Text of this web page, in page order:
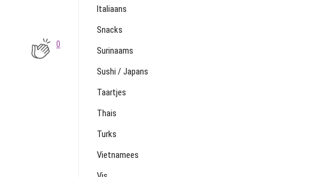
0
Italiaans
Snacks
Surinaams
Sushi / Japans
Taartjes
Thais
Turks
Vietnamees